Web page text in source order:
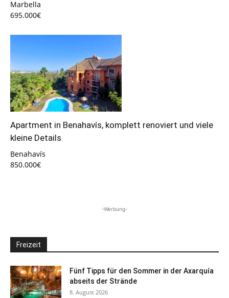
Marbella
695.000€
Apartment in Benahavís, komplett renoviert und viele
kleine Details
Benahavís
850.000€
-Werbung-
Freizeit
Fünf Tipps für den Sommer in der Axarquía
abseits der Strände
8. August 2026